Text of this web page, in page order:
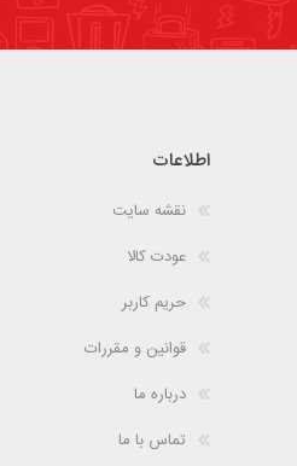
اطلاعات
نقشه سایت
عودت کالا
حریم کاربر
قوانین و مقررات
درباره ما
تماس با ما